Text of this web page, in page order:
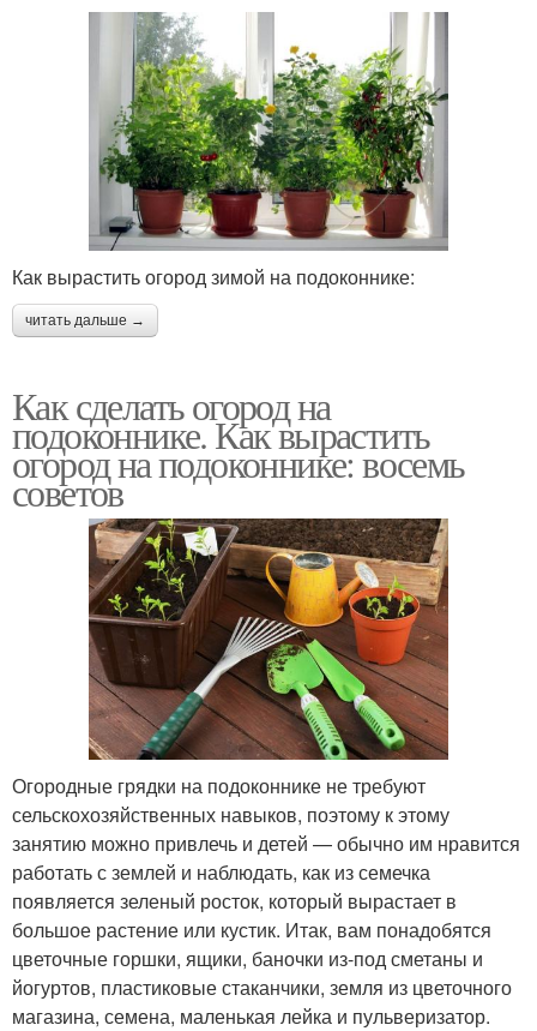
Как вырастить огород зимой на подоконнике:
читать дальше →
Как сделать огород на
подоконнике. Как вырастить
огород на подоконнике: восемь
советов
Огородные грядки на подоконнике не требуют
сельскохозяйственных навыков, поэтому к этому
занятию можно привлечь и детей — обычно им нравится
работать с землей и наблюдать, как из семечка
появляется зеленый росток, который вырастает в
большое растение или кустик. Итак, вам понадобятся
цветочные горшки, ящики, баночки из-под сметаны и
йогуртов, пластиковые стаканчики, земля из цветочного
магазина, семена, маленькая лейка и пульверизатор.